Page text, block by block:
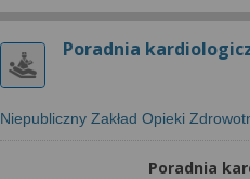
Poradnia
Niepubliczny Zakład Opieki
Poradnia